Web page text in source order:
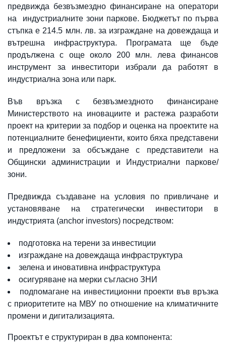
предвижда безвъзмездно финансиране на оператори
на индустриалните зони паркове. Бюджетът по първа
стъпка е 214.5 млн. лв. за изграждане на довеждаща и
вътрешна инфраструктура. Програмата ще бъде
продължена с още около 200 млн. лева финансов
инструмент за инвеститори избрали да работят в
индустриална зона или парк.
Във връзка с безвъзмездното финансиране
Министерството на иновациите и растежа разработи
проект на критерии за подбор и оценка на проектите на
потенциалните бенефициенти, които бяха представени
и предложени за обсъждане с представители на
Общински администрации и Индустриални паркове/
зони.
Предвижда създаване на условия по привличане и
установяване на стратегически инвеститори в
индустрията (anchor investors) посредством:
подготовка на терени за инвестиции
изграждане на довеждаща инфраструктура
зелена и иновативна инфраструктура
осигуряване на мерки съгласно ЗНИ
подпомагане на инвестиционни проекти във връзка
с приоритетите на МВУ по отношение на климатичните
промени и дигитализацията.
Проектът е структуриран в два компонента: